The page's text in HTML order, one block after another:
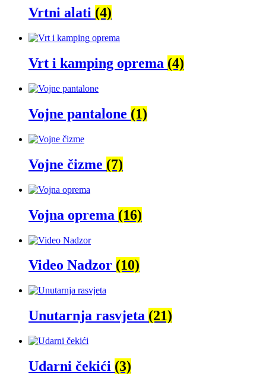
Vrtni alati (4)
Vrt i kamping oprema (4)
Vojne pantalone (1)
Vojne čizme (7)
Vojna oprema (16)
Video Nadzor (10)
Unutarnja rasvjeta (21)
Udarni čekići (3)